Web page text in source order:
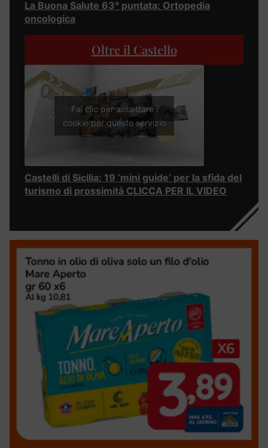
La Buona Salute 63° puntata: Ortopedia
oncologica
Oltre il Castello
Fai clic per accettare i
cookie per questo servizio
Castelli di Sicilia: 19 ‘mini guide’ per la sfida del
turismo di prossimità CLICCA PER IL VIDEO